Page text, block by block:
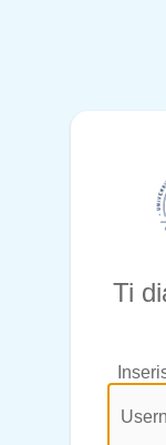
Ti
User
Name: